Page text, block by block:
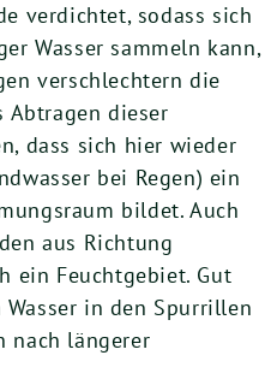
verdichtet, sodass sich
Wasser sammeln kann,
verschlechtern die
Abtragen dieser
dass sich hier wieder
bei Regen) ein
bildet. Auch
aus Richtung
ein Feuchtgebiet. Gut
in den Spurrillen
nach längerer